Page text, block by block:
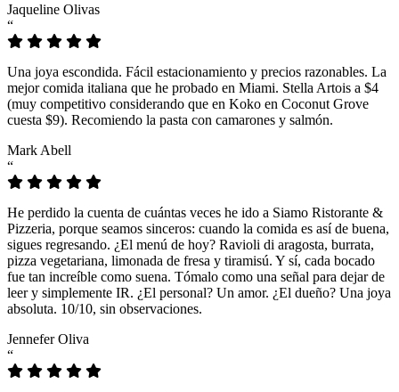
Jaqueline Olivas
“
Una joya escondida. Fácil estacionamiento y precios razonables. La
mejor comida italiana que he probado en Miami. Stella Artois a $4
(muy competitivo considerando que en Koko en Coconut Grove
cuesta $9). Recomiendo la pasta con camarones y salmón.
Mark Abell
“
He perdido la cuenta de cuántas veces he ido a Siamo Ristorante &
Pizzeria, porque seamos sinceros: cuando la comida es así de buena,
sigues regresando. ¿El menú de hoy? Ravioli di aragosta, burrata,
pizza vegetariana, limonada de fresa y tiramisú. Y sí, cada bocado
fue tan increíble como suena. Tómalo como una señal para dejar de
leer y simplemente IR. ¿El personal? Un amor. ¿El dueño? Una joya
absoluta. 10/10, sin observaciones.
Jennefer Oliva
“